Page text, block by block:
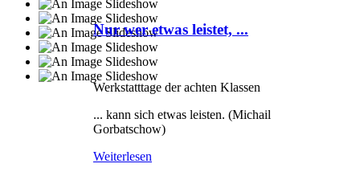
Nur wer etwas leistet, ...
Werkstatttage der achten Klassen
... kann sich etwas leisten. (Michail
Gorbatschow)
Weiterlesen